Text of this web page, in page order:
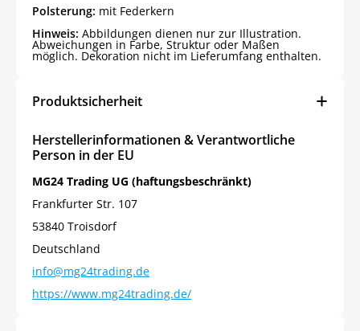
Polsterung: mit Federkern
Hinweis: Abbildungen dienen nur zur Illustration.
Abweichungen in Farbe, Struktur oder Maßen
möglich. Dekoration nicht im Lieferumfang enthalten.
Produktsicherheit
Herstellerinformationen & Verantwortliche
Person in der EU
MG24 Trading UG (haftungsbeschränkt)
Frankfurter Str. 107
53840 Troisdorf
Deutschland
info@mg24trading.de
https://www.mg24trading.de/